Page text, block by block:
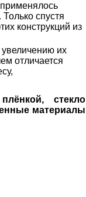
Только спустя
конструкций из
их
отличается
стекло
материалы